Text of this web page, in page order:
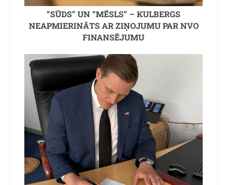
“SŪDS” UN “MĒSLS” – KULBERGS
NEAPMIERINĀTS AR ZIŅOJUMU PAR NVO
FINANSĒJUMU